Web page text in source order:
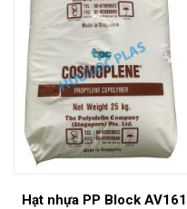
Hạt nhựa PP Block AV161